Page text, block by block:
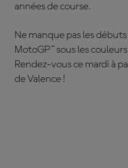
années de course.
Ne manque pas les
MotoGP™ sous les
Rendez-vous ce mardi à
de Valence !